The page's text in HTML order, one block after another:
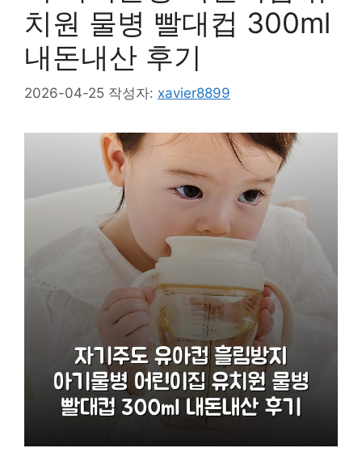
치원 물병 빨대컵 300ml
내돈내산 후기
2026-04-25 작성자: xavier8899